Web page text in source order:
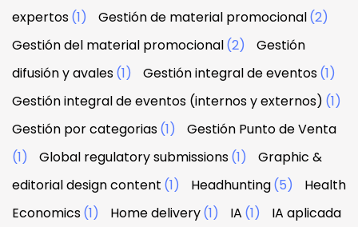
expertos(1) Gestión de material promocional(2)
Gestión del material promocional(2)
Gestión
difusión y avales(1) Gestión integral de eventos(1)
Gestión integral de eventos (internos y externos) (1)
Gestión por categorias(1)
Gestión Punto de Venta
(1)
Global regulatory submissions(1)
Graphic &
editorial design content (1) Headhunting(5)
Health
Economics(1) Home delivery(1) IA (1)
IA aplicada